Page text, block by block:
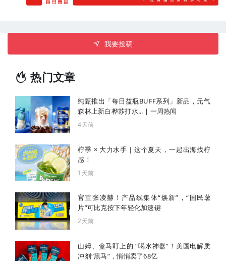
我要投稿
热门文章
纯甄推出「每日益瓶BUFF系列」新品，元气
森林上新白桦苏打水... | 一周热闻
4天前
柠季 × 大力水手｜这个夏天，一起出海找柠
感！
1天前
官宣张凌赫！产品线集体“焕新”，“国民薯
片”可比克按下年轻化加速键
2天前
山姆、盒马盯上的 “喝水神器”！美国电解质
冲剂“黑马”，悄悄卖了68亿